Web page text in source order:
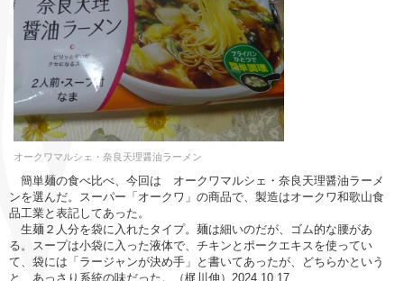
オークワマルシェ・奈良天理醤油ラーメン
簡単麺の食べ比べ、今回は オークワマルシェ・奈良天理醤油ラーメ
ンを選んだ。スーパー「オークワ」の商品で、製造はオークワ和歌山食
品工業と表記してあった。
生麺２人分を袋に入れたタイプ。麺は細いのだが、ゴム的な腰があ
る。スープは小袋に入った液体で、チキンとポークエキスを使ってい
て、袋には「ラージャンが決め手」と書いてあったが、どちらかという
と あっさり系統の味だった。（梶川伸）2024.10.17